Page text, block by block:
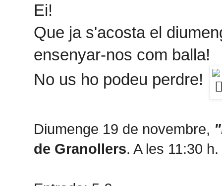
Ei!
Que ja s'acosta el
ensenyar-nos com balla!
No us ho podeu perdre!
Diumenge 19 de novembre,
de Granollers. A les 11:30